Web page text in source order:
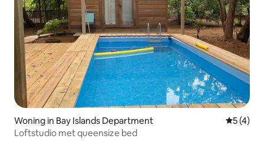
Woning in Bay Islands Department
5 (4)
Loftstudio met queensize bed